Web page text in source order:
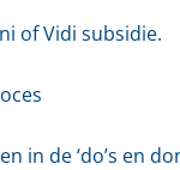
of Vidi subsidie.
de ‘do’s en